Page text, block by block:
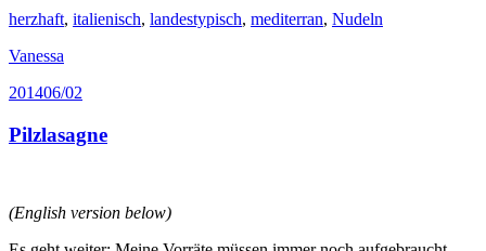
herzhaft, italienisch, landestypisch, mediterran, Nudeln
Vanessa
201406/02
Pilzlasagne
(English version below)